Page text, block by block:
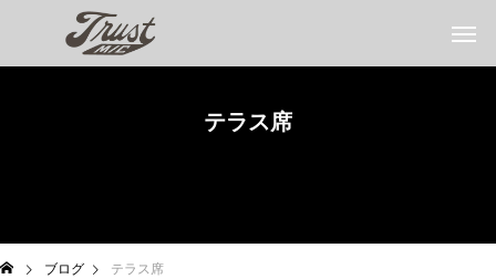
テラス席
ブログ テラス席